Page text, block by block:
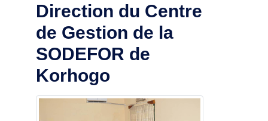
Direction du Centre
de Gestion de la
SODEFOR de
Korhogo